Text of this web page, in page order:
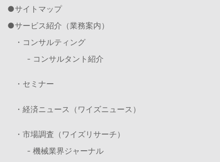
サイトマップ
サービス紹介（業務案内）
・コンサルティング
- コンサルタント紹介
・セミナー
・経済ニュース（ワイズニュース）
・市場調査（ワイズリサーチ）
- 機械業界ジャーナル